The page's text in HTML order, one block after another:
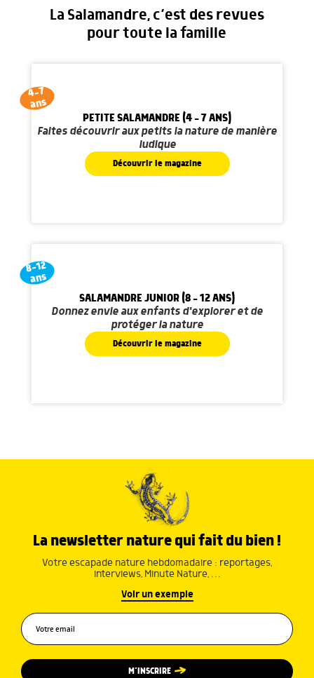
La Salamandre, c’est des revues
pour toute la famille
4-7
ans
PETITE SALAMANDRE (4 - 7 ANS)
Faites découvrir aux petits la nature de manière
ludique
Découvrir le magazine
8-12
ans
SALAMANDRE JUNIOR (8 - 12 ANS)
Donnez envie aux enfants d'explorer et de
protéger la nature
Découvrir le magazine
La newsletter nature qui fait du bien !
Votre escapade nature hebdomadaire : reportages,
interviews, Minute Nature, …
Voir un exemple
M’INSCRIRE